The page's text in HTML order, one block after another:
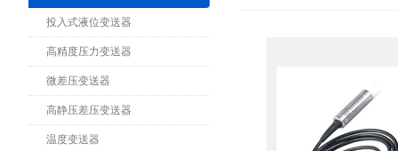
投入式液位变送器
高精度压力变送器
微差压变送器
高静压差压变送器
温度变送器